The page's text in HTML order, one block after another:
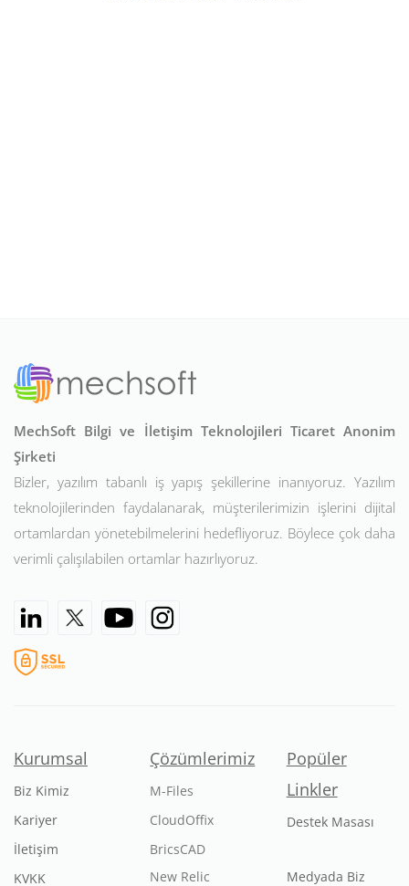
MechSoft Bilgi ve İletişim Teknolojileri Ticaret Anonim
Şirketi
Bizler, yazılım tabanlı iş yapış şekillerine inanıyoruz. Yazılım
teknolojilerinden faydalanarak, müşterilerimizin işlerini dijital
ortamlardan yönetebilmelerini hedefliyoruz. Böylece çok daha
verimli çalışılabilen ortamlar hazırlıyoruz.
Kurumsal
Biz Kimiz
Kariyer
İletişim
KVKK
Çözümlerimiz
M-Files
CloudOffix
BricsCAD
New Relic
Popüler
Linkler
Destek Masası
Medyada Biz